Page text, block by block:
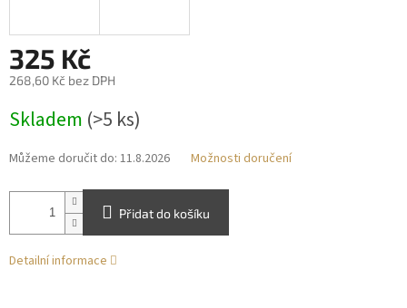
325 Kč
268,60 Kč bez DPH
cena:
Skladem (>5 ks)
Můžeme doručit do: 11.8.2026 Možnosti doručení
Přidat do košíku
Detailní informace